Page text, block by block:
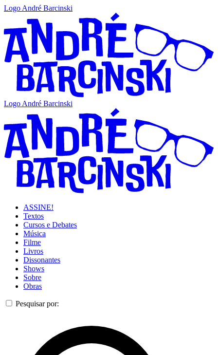
Logo André Barcinski
Logo André Barcinski
ASSINE!
Textos
Cursos e Debates
Música
Filme
Livros
Dissonantes
Shows
Sobre
Obras
Pesquisar por: